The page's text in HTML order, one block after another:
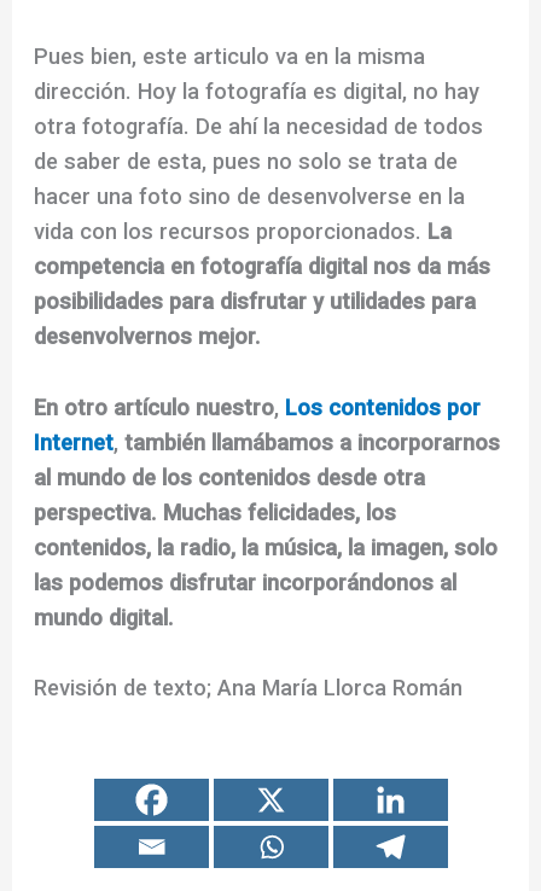
Pues bien, este articulo va en la misma
dirección. Hoy la fotografía es digital, no hay
otra fotografía. De ahí la necesidad de todos
de saber de esta, pues no solo se trata de
hacer una foto sino de desenvolverse en la
vida con los recursos proporcionados. La
competencia en fotografía digital nos da más
posibilidades para disfrutar y utilidades para
desenvolvernos mejor.
En otro artículo nuestro, Los contenidos por
Internet,también llamábamos a incorporarnos
al mundo de los contenidos desde otra
perspectiva. Muchas felicidades, los
contenidos, la radio, la música, la imagen, solo
las podemos disfrutar incorporándonos al
mundo digital.
Revisión de texto; Ana María Llorca Román